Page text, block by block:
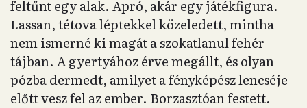
feltűnt egy alak. Apró, akár egy játékfigura.
Lassan, tétova léptekkel közeledett, mintha
nem ismerné ki magát a szokatlanul fehér
tájban. A gyertyához érve megállt, és olyan
pózba dermedt, amilyet a fényképész lencséje
előtt vesz fel az ember. Borzasztóan festett.